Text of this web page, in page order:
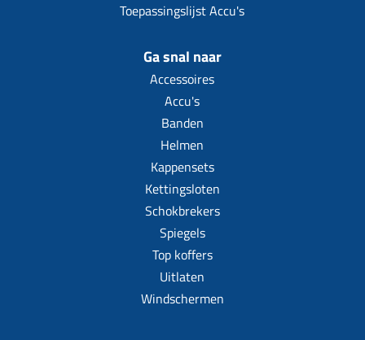
Toepassingslijst Accu's
Ga snal naar
Accessoires
Accu's
Banden
Helmen
Kappensets
Kettingsloten
Schokbrekers
Spiegels
Top koffers
Uitlaten
Windschermen